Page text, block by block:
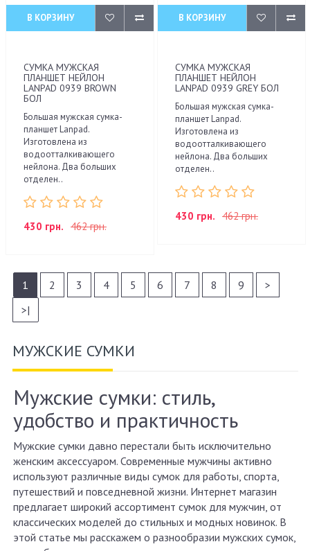
В КОРЗИНУ
СУМКА МУЖСКАЯ
ПЛАНШЕТ НЕЙЛОН
LANPAD 0939 BROWN
БОЛ
Большая мужская сумка-
планшет Lanpad.
Изготовлена из
водоотталкивающего
нейлона. Два больших
отделен..
430 грн. 462 грн.
В КОРЗИНУ
СУМКА МУЖСКАЯ
ПЛАНШЕТ НЕЙЛОН
LANPAD 0939 GREY БОЛ
Большая мужская сумка-
планшет Lanpad.
Изготовлена из
водоотталкивающего
нейлона. Два больших
отделен..
430 грн. 462 грн.
1 2 3 4 5 6 7 8 9
>
>|
МУЖСКИЕ СУМКИ
Мужские сумки: стиль,
удобство и практичность
Мужские сумки давно перестали быть исключительно
женским аксессуаром. Современные мужчины активно
используют различные виды сумок для работы, спорта,
путешествий и повседневной жизни. Интернет магазин
предлагает широкий ассортимент сумок для мужчин, от
классических моделей до стильных и модных новинок. В
этой статье мы расскажем о разнообразии мужских сумок,